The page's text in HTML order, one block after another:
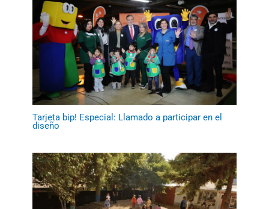
Tarjeta bip! Especial: Llamado a participar en el
diseño